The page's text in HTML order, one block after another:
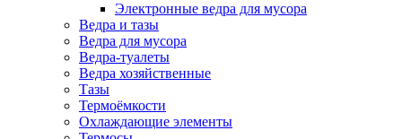
Электронные ведра для мусора
Ведра и тазы
Ведра для мусора
Ведра-туалеты
Ведра хозяйственные
Тазы
Термоёмкости
Охлаждающие элементы